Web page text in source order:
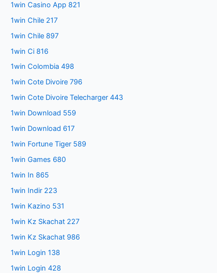
1win Casino App 821
1win Chile 217
1win Chile 897
1win Ci 816
1win Colombia 498
1win Cote Divoire 796
1win Cote Divoire Telecharger 443
1win Download 559
1win Download 617
1win Fortune Tiger 589
1win Games 680
1win In 865
1win Indir 223
1win Kazino 531
1win Kz Skachat 227
1win Kz Skachat 986
1win Login 138
1win Login 428